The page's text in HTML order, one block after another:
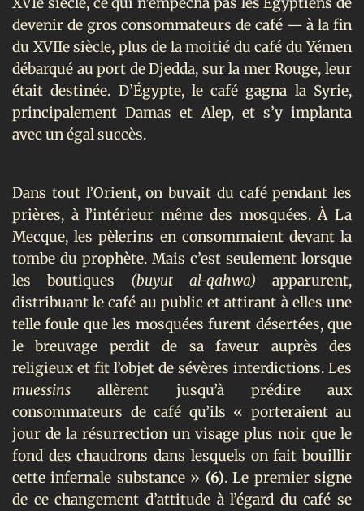
devenir de gros consommateurs de café — à la fin
du XVIIe siècle, plus de la moitié du café du Yémen
débarqué au port de Djedda, sur la mer Rouge, leur
était destinée. D’Égypte, le café gagna la Syrie,
principalement Damas et Alep, et s’y implanta
avec un égal succès.
Dans tout l’Orient, on buvait du café pendant les
prières, à l’intérieur même des mosquées. À La
Mecque, les pèlerins en consommaient devant la
tombe du prophète. Mais c’est seulement lorsque
les boutiques (buyut al-qahwa) apparurent,
distribuant le café au public et attirant à elles une
telle foule que les mosquées furent désertées, que
le breuvage perdit de sa faveur auprès des
religieux et fit l’objet de sévères interdictions. Les
muessinsallèrent jusqu’à prédire aux
consommateurs de café qu’ils « porteraient au
jour de la résurrection un visage plus noir que le
fond des chaudrons dans lesquels on fait bouillir
cette infernale substance » (6). Le premier signe
de ce changement d’attitude à l’égard du café se